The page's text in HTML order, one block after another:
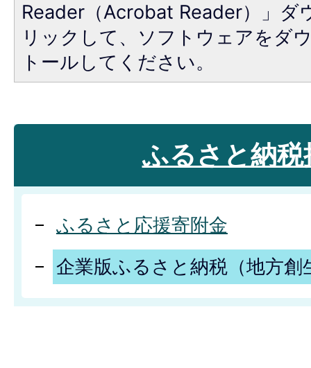
Reader（Acrobat Reader）」ダ
リックして、ソフトウェアをダ
トールしてください。
ふるさと納税
ふるさと応援寄附金
企業版ふるさと納税（地方創